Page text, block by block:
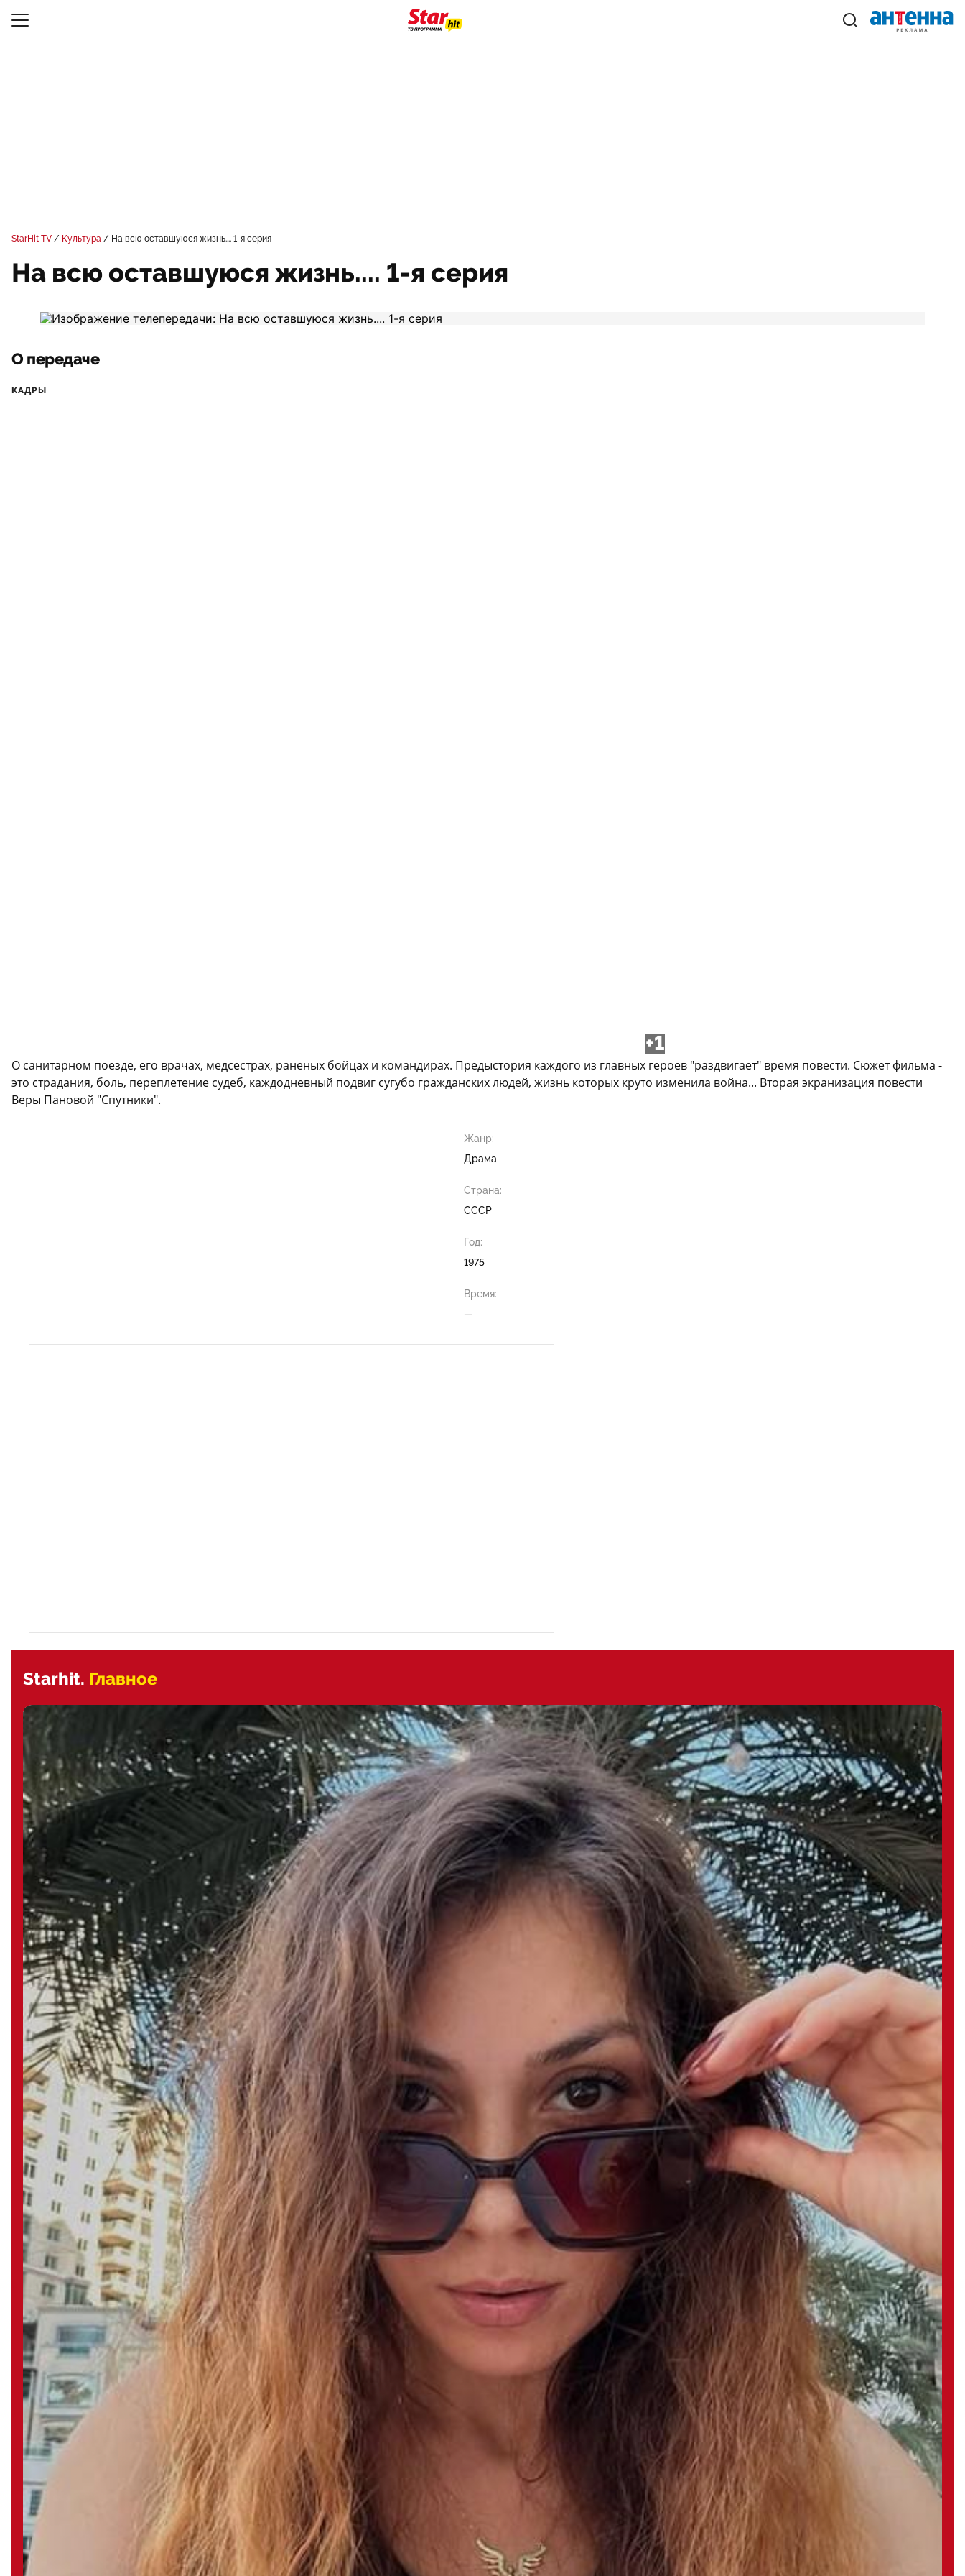
StarHit TV Культура На всю оставшуюся жизнь.... 1-я серия
На всю оставшуюся жизнь.... 1-я серия
О передаче
КАДРЫ
+1
О санитарном поезде, его врачах, медсестрах, раненых бойцах и командирах. Предыстория каждого из главных героев "раздвигает" время повести. Сюжет фильма -
это страдания, боль, переплетение судеб, каждодневный подвиг сугубо гражданских людей, жизнь которых круто изменила война... Вторая экранизация повести
Веры Пановой "Спутники".
Жанр:
Драма
Страна:
СССР
Год:
1975
Время:
—
Starhit. Главное